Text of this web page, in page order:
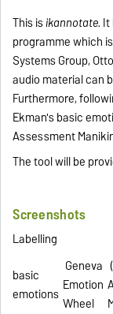
This isikannotate. It
programme which
Systems Group,
audio material can
Furthermore,
Ekman's basic
Assessment
The tool will be
Screenshots
Labelling
basic
emotions
Geneva
Emotion
Wheel